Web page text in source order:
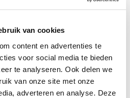
van cookies
content en advertenties te
voor social media te bieden
te analyseren. Ook delen we
van onze site met onze
adverteren en analyse. Deze
het Steenen Coopmanshuys van